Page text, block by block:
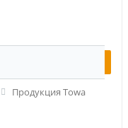
Продукция Towa